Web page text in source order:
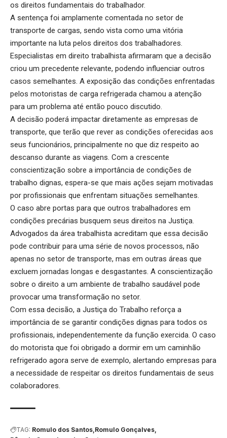
os direitos fundamentais do trabalhador.
A sentença foi amplamente comentada no setor de
transporte de cargas, sendo vista como uma vitória
importante na luta pelos direitos dos trabalhadores.
Especialistas em direito trabalhista afirmaram que a decisão
criou um precedente relevante, podendo influenciar outros
casos semelhantes. A exposição das condições enfrentadas
pelos motoristas de carga refrigerada chamou a atenção
para um problema até então pouco discutido.
A decisão poderá impactar diretamente as empresas de
transporte, que terão que rever as condições oferecidas aos
seus funcionários, principalmente no que diz respeito ao
descanso durante as viagens. Com a crescente
conscientização sobre a importância de condições de
trabalho dignas, espera-se que mais ações sejam motivadas
por profissionais que enfrentam situações semelhantes.
O caso abre portas para que outros trabalhadores em
condições precárias busquem seus direitos na Justiça.
Advogados da área trabalhista acreditam que essa decisão
pode contribuir para uma série de novos processos, não
apenas no setor de transporte, mas em outras áreas que
excluem jornadas longas e desgastantes. A conscientização
sobre o direito a um ambiente de trabalho saudável pode
provocar uma transformação no setor.
Com essa decisão, a Justiça do Trabalho reforça a
importância de se garantir condições dignas para todos os
profissionais, independentemente da função exercida. O caso
do motorista que foi obrigado a dormir em um caminhão
refrigerado agora serve de exemplo, alertando empresas para
a necessidade de respeitar os direitos fundamentais de seus
colaboradores.
TAG: Romulo dos Santos Romulo Gonçalves